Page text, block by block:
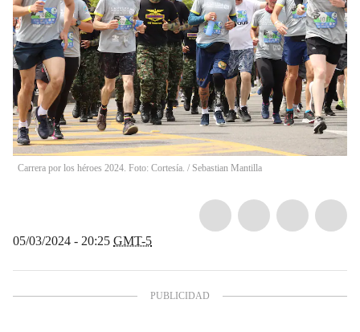
Carrera por los héroes 2024. Foto: Cortesía. / Sebastian Mantilla
05/03/2024 - 20:25 GMT-5